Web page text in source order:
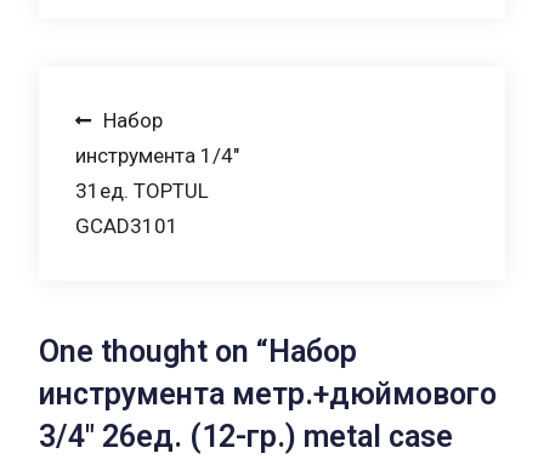
Навигация
по
записям
Набор
инструмента 1/4″
31ед. TOPTUL
GCAD3101
One thought on “ Набор
инструмента метр.+дюймового
3/4″ 26ед. (12-гр.) metal case